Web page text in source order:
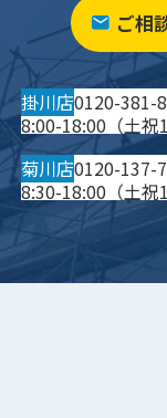
ご相
掛川店0120-381-
8:00-18:00（土
菊川店0120-137-
8:30-18:00（土